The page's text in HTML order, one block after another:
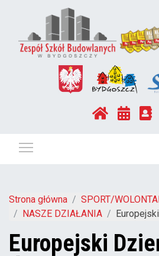
Strona główna SPORT/
NASZE DZIAŁANIA
Europejski